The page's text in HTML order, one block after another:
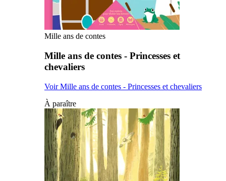
Mille ans de contes
Mille ans de contes - Princesses et
chevaliers
Voir Mille ans de contes - Princesses et chevaliers
À paraître